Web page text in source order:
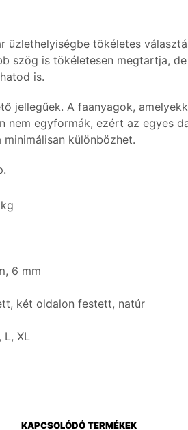
üzlethelyiségbe tökéletes
szög is tökéletesen megtartja,
is.
jellegűek. A faanyagok,
nem egyformák, ezért az egyes
különbözhet.
6 mm
két oldalon festett, natúr
L, XL
KAPCSOLÓDÓ TERMÉKEK